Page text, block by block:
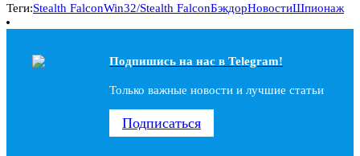
Теги:Stealth FalconWin32/Stealth FalconБэкдорНовостиШпионаж
Подпишись на наc в Telegram!
Только важные новости и лучшие статьи
Подписаться